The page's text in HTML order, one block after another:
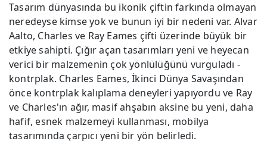
Tasarım dünyasında bu ikonik çiftin farkında olmayan
neredeyse kimse yok ve bunun iyi bir nedeni var. Alvar
Aalto, Charles ve Ray Eames çifti üzerinde büyük bir
etkiye sahipti. Çığır açan tasarımları yeni ve heyecan
verici bir malzemenin çok yönlülüğünü vurguladı -
kontrplak. Charles Eames, İkinci Dünya Savaşından
önce kontrplak kalıplama deneyleri yapıyordu ve Ray
ve Charles'ın ağır, masif ahşabın aksine bu yeni, daha
hafif, esnek malzemeyi kullanması, mobilya
tasarımında çarpıcı yeni bir yön belirledi.